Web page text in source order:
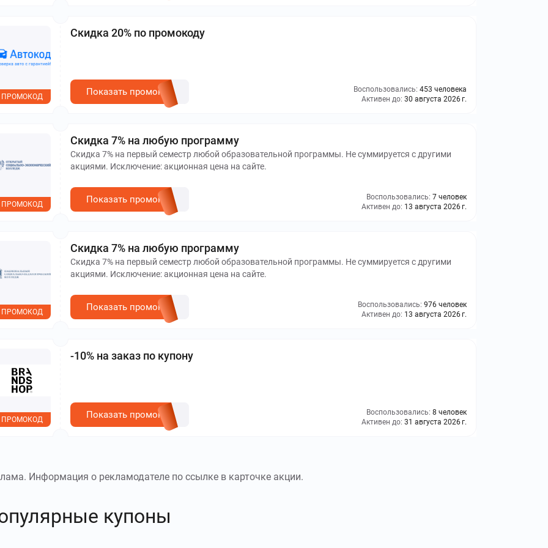
Скидка 20% по промокоду
ПРОМОКОД
Воспользовались: 453 человека
Активен до: 30 августа 2026 г.
Показать промокод
Скидка 7% на любую программу
Скидка 7% на первый семестр любой образовательной программы. Не суммируется с другими
акциями. Исключение: акционная цена на сайте.
ПРОМОКОД
Воспользовались: 7 человек
Активен до: 13 августа 2026 г.
Показать промокод
Скидка 7% на любую программу
Скидка 7% на первый семестр любой образовательной программы. Не суммируется с другими
акциями. Исключение: акционная цена на сайте.
ПРОМОКОД
Воспользовались: 976 человек
Активен до: 13 августа 2026 г.
Показать промокод
-10% на заказ по купону
ПРОМОКОД
Воспользовались: 8 человек
Активен до: 31 августа 2026 г.
Показать промокод
Информация о рекламодателе по ссылке в карточке акции.
купоны